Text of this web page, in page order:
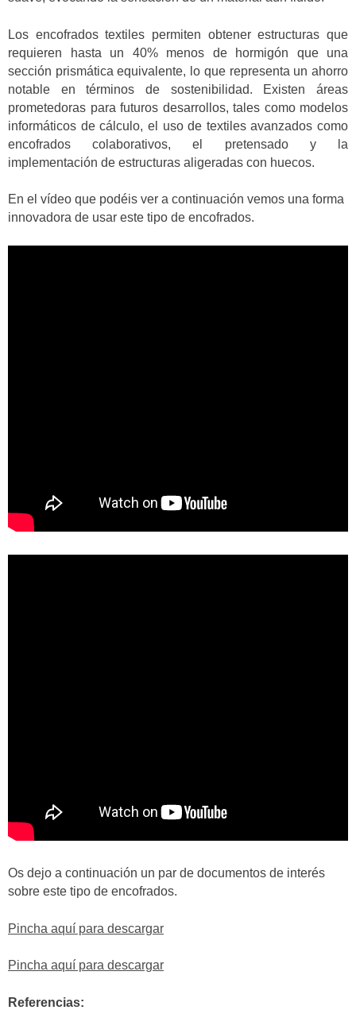
Los encofrados textiles permiten obtener estructuras que
requieren hasta un 40% menos de hormigón que una
sección prismática equivalente, lo que representa un ahorro
notable en términos de sostenibilidad. Existen áreas
prometedoras para futuros desarrollos, tales como modelos
informáticos de cálculo, el uso de textiles avanzados como
encofrados colaborativos, el pretensado y la
implementación de estructuras aligeradas con huecos.
En el vídeo que podéis ver a continuación vemos una forma
innovadora de usar este tipo de encofrados.
Os dejo a continuación un par de documentos de interés
sobre este tipo de encofrados.
Pincha aquí para descargar
Pincha aquí para descargar
Referencias: